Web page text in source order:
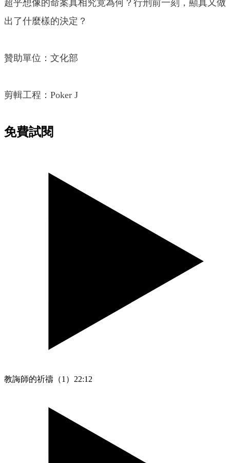
超乎想像的命案真相究竟為何？行刑前一刻，顯真又做
出了什麼樣的決定？
贊助單位：文化部
剪輯工程：Poker J
免費試閱
教誨師的祈禱（1） 22:12